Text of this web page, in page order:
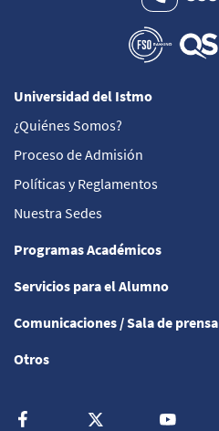
Universidad del Istmo
¿Quiénes Somos?
Proceso de Admisión
Políticas y Reglamentos
Nuestra Sedes
Programas Académicos
Servicios para el Alumno
Comunicaciones / Sala de prensa
Otros